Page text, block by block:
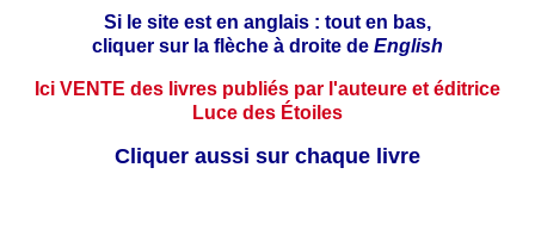
Si le site est en anglais : tout en bas,
cliquer sur la flèche à droite de English
Ici VENTE des livres publiés par l'auteure et éditrice
Luce des Étoiles
Cliquer aussi sur chaque livre